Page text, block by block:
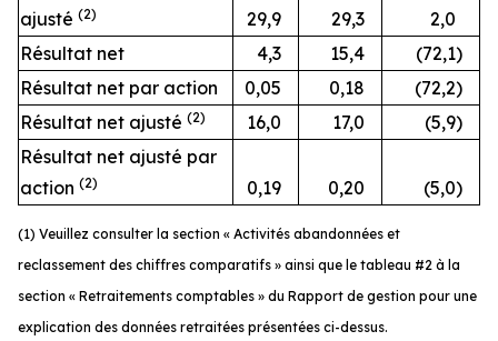
ajusté (2) 29,9 29,3
2,0
Résultat net
4,3 15,4 (72,1)
Résultat net par action
0,05 0,18 (72,2)
Résultat net ajusté (2) 16,0 17,0 (5,9)
Résultat net ajusté par
action (2) 0,19 0,20 (5,0)
(1) Veuillez consulter la section « Activités abandonnées et
reclassement des chiffres comparatifs » ainsi que le tableau #2 à la
section « Retraitements comptables » du Rapport de gestion pour une
explication des données retraitées présentées ci-dessus.